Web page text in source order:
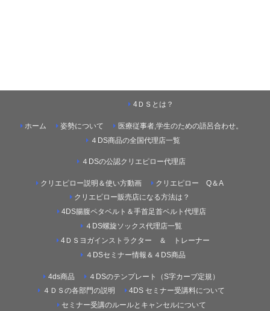
ホーム
4ＤＳとは？
姿勢について
医療従事者,学生のための語呂合わせ。
４DS商品の全国代理店一覧
４DSの公認クリエピロー代理店
クリエピロー説明＆使い方動画
クリエピロー Q＆A
クリエピロー販売店になる方法は？
4DS腸腹ペタベルト＆手首足首ベルト代理店
４DS螺旋ソックス代理店一覧
4ＤＳヨガインストラクター ＆ トレーナー
４DSセミナー情報＆４DS商品
4ds商品
４DSのテンプレート（S字カーブ定規）
４ＤＳの各部門の説明
4DS セミナー受講料について
セミナー受講のルールとキャンセルについて